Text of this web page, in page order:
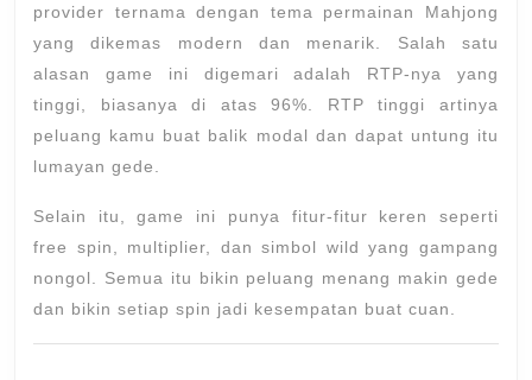
provider ternama dengan tema permainan Mahjong
yang dikemas modern dan menarik. Salah satu
alasan game ini digemari adalah RTP-nya yang
tinggi, biasanya di atas 96%. RTP tinggi artinya
peluang kamu buat balik modal dan dapat untung itu
lumayan gede.
Selain itu, game ini punya fitur-fitur keren seperti
free spin, multiplier, dan simbol wild yang gampang
nongol. Semua itu bikin peluang menang makin gede
dan bikin setiap spin jadi kesempatan buat cuan.